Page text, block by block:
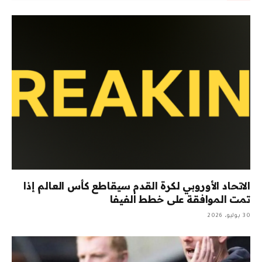
الاتحاد الأوروبي لكرة القدم سيقاطع كأس العالم إذا
تمت الموافقة على خطط الفيفا
30 يوليو، 2026